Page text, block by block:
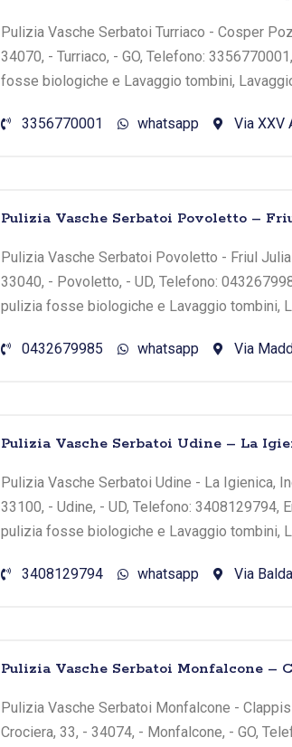
Pulizia Vasche Serbatoi Turriaco - Cosper
34070, - Turriaco, - GO, Telefono:
fosse biologiche e Lavaggio tombini,
3356770001 whatsapp Via XXV
Pulizia Vasche Serbatoi Povoletto –
Pulizia Vasche Serbatoi Povoletto - Friul
33040, - Povoletto, - UD, Telefono:
pulizia fosse biologiche e Lavaggio tombini,
0432679985 whatsapp Via
Pulizia Vasche Serbatoi Udine – La
Pulizia Vasche Serbatoi Udine - La Igienica,
33100, - Udine, - UD, Telefono: 3408129794,
pulizia fosse biologiche e Lavaggio tombini,
3408129794 whatsapp Via
Pulizia Vasche Serbatoi Monfalcone –
Pulizia Vasche Serbatoi Monfalcone -
Crociera, 33, - 34074, - Monfalcone, - GO,